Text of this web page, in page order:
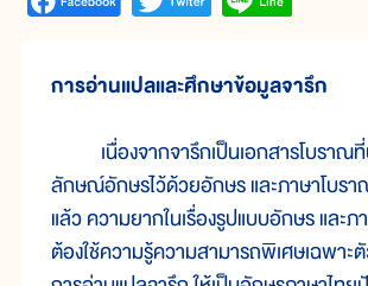
การอ่านแปลและศึกษาข้อมูลจารึก
เนื่องจากจารึกเป็นเอกสารโบราณ
ลักษณ์อักษรไว้ด้วยอักษร และภาษาโบร
แล้ว ความยากในเรื่องรูปแบบอักษร และภ
ต้องใช้ความรู้ความสามารถพิเศษเฉพาะ